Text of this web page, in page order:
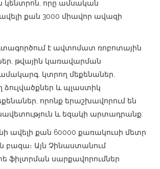
որը ամսական
քան 3000 միավոր ավազի
է ավտոմատ ռոբոտային
թվային կառավարման
կտրող մեքենաներ,
ձուլվածքներ և պլաստիկ
որոնք երաշխավորում են
և եզակի արտադրանք:
ավելի քան 60000 քառակուսի մետր
բազա։ Այն Չինաստանում
ֆիլտրման սարքավորումներ